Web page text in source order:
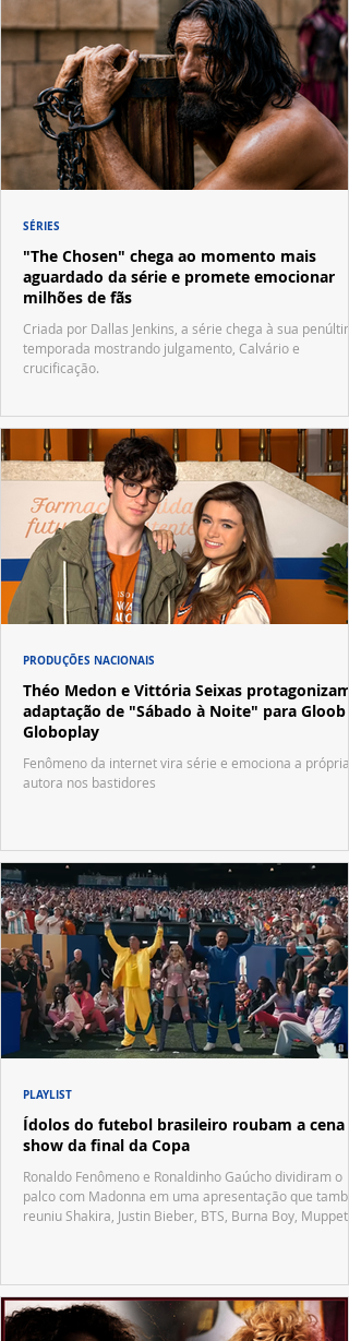
"The Chosen" chega ao momento mais
aguardado da série e promete emocionar
milhões de fãs
Criada por Dallas Jenkins, a série chega à sua
temporada mostrando julgamento, Calvário e
crucificação.
SÉRIES
Théo Medon e Vittória Seixas protagonizam
adaptação de "Sábado à Noite" para Gloob e
Globoplay
Fenômeno da internet vira série e emociona a própria
autora nos bastidores
PRODUÇÕES NACIONAIS
Ídolos do futebol brasileiro roubam a cena
show da final da Copa
Ronaldo Fenômeno e Ronaldinho Gaúcho dividiram o
palco com Madonna em uma apresentação que
reuniu Shakira, Justin Bieber, BTS, Burna Boy, Muppets,
PLAYLIST